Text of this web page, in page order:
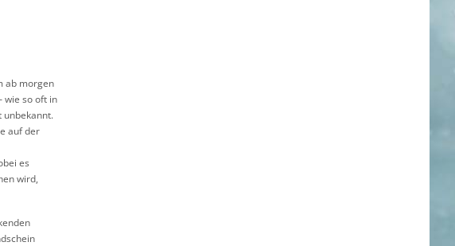
ab morgen
wie so oft in
unbekannt.
auf der
es
wird,